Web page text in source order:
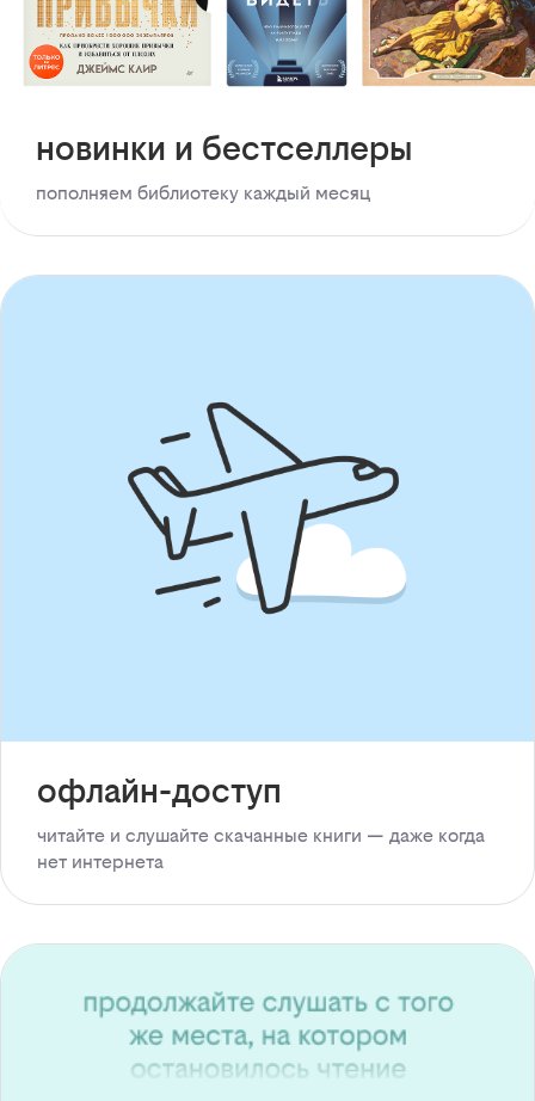
новинки и бестселлеры
пополняем библиотеку каждый месяц
офлайн-доступ
читайте и слушайте скачанные книги — даже когда
нет интернета